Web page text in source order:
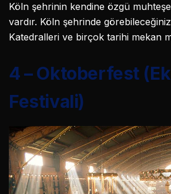
Köln şehrinin kendine özgü
vardır. Köln şehrinde
Katedralleri ve birçok tarihi mekan
4 – Oktoberfest
Festivali)